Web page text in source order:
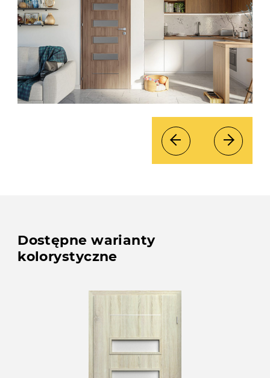
Dostępne warianty
kolorystyczne